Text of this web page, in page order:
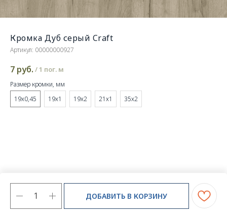
Кромка Дуб серый Craft
Артикул: 00000000927
7 руб. /1 пог. м
Размер кромки, мм
19х0,45
19х1 19х2 21х1 35х2
ДОБАВИТЬ В КОРЗИНУ